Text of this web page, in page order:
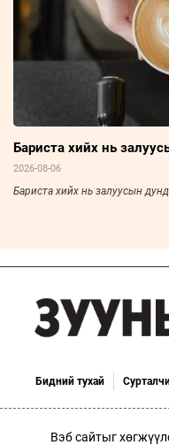
Бариста хийх нь
2026-08-06
Бариста хийх нь залуусын
Бидний тухай
Вэб сайтыг